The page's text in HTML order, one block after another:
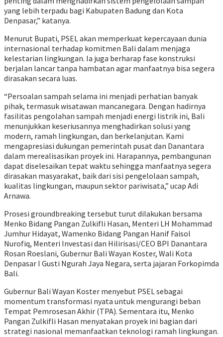
yang lebih terpadu bagi Kabupaten Badung dan Kota
Denpasar,” katanya.
Menurut Bupati, PSEL akan memperkuat kepercayaan dunia
internasional terhadap komitmen Bali dalam menjaga
kelestarian lingkungan. Ia juga berharap fase konstruksi
berjalan lancar tanpa hambatan agar manfaatnya bisa segera
dirasakan secara luas.
“Persoalan sampah selama ini menjadi perhatian banyak
pihak, termasuk wisatawan mancanegara. Dengan hadirnya
fasilitas pengolahan sampah menjadi energi listrik ini, Bali
menunjukkan keseriusannya menghadirkan solusi yang
modern, ramah lingkungan, dan berkelanjutan. Kami
mengapresiasi dukungan pemerintah pusat dan Danantara
dalam merealisasikan proyek ini. Harapannya, pembangunan
dapat diselesaikan tepat waktu sehingga manfaatnya segera
dirasakan masyarakat, baik dari sisi pengelolaan sampah,
kualitas lingkungan, maupun sektor pariwisata,” ucap Adi
Arnawa.
Prosesi groundbreaking tersebut turut dilakukan bersama
Menko Bidang Pangan Zulkifli Hasan, Menteri LH Mohammad
Jumhur Hidayat, Wamenko Bidang Pangan Hanif Faisol
Nurofiq, Menteri Investasi dan Hilirisasi/CEO BPI Danantara
Rosan Roeslani, Gubernur Bali Wayan Koster, Wali Kota
Denpasar I Gusti Ngurah Jaya Negara, serta jajaran Forkopimda
Bali.
Gubernur Bali Wayan Koster menyebut PSEL sebagai
momentum transformasi nyata untuk mengurangi beban
Tempat Pemrosesan Akhir (TPA). Sementara itu, Menko
Pangan Zulkifli Hasan menyatakan proyek ini bagian dari
strategi nasional memanfaatkan teknologi ramah lingkungan.